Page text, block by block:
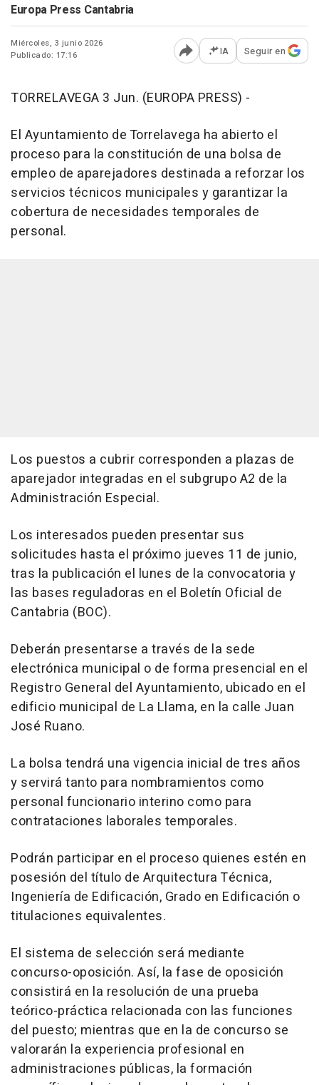
Europa Press Cantabria
Miércoles, 3 junio 2026
Publicado: 17:16
Abrir opciones para
IA Seguir en
TORRELAVEGA 3 Jun. (EUROPA PRESS) -
El Ayuntamiento de Torrelavega ha abierto el
proceso para la constitución de una bolsa de
empleo de aparejadores destinada a reforzar los
servicios técnicos municipales y garantizar la
cobertura de necesidades temporales de
personal.
Los puestos a cubrir corresponden a plazas de
aparejador integradas en el subgrupo A2 de la
Administración Especial.
Los interesados pueden presentar sus
solicitudes hasta el próximo jueves 11 de junio,
tras la publicación el lunes de la convocatoria y
las bases reguladoras en el Boletín Oficial de
Cantabria (BOC).
Deberán presentarse a través de la sede
electrónica municipal o de forma presencial en el
Registro General del Ayuntamiento, ubicado en el
edificio municipal de La Llama, en la calle Juan
José Ruano.
La bolsa tendrá una vigencia inicial de tres años
y servirá tanto para nombramientos como
personal funcionario interino como para
contrataciones laborales temporales.
Podrán participar en el proceso quienes estén en
posesión del título de Arquitectura Técnica,
Ingeniería de Edificación, Grado en Edificación o
titulaciones equivalentes.
El sistema de selección será mediante
concurso-oposición. Así, la fase de oposición
consistirá en la resolución de una prueba
teórico-práctica relacionada con las funciones
del puesto; mientras que en la de concurso se
valorarán la experiencia profesional en
administraciones públicas, la formación